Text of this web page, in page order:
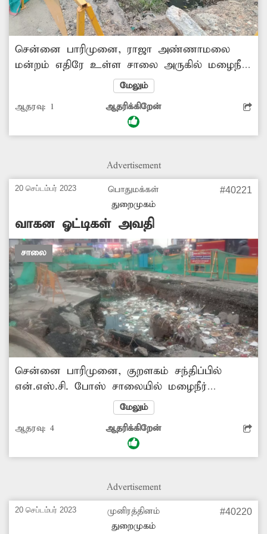
சென்னை பாரிமுனை, ராஜா அண்ணாமலை
மன்றம் எதிரே உள்ள சாலை அருகில் மழைநீர்
வடிகால்வாய் பணிக்காக பெரிய பள்ளம்
தோண்டப்பட்டு, ஒரு மாதத்திற்கு மேல் ஆகியும்
பணி முடியாமல் கிடப்பில் உள்ளது. இதனால்,
வாகன ஓட்டிகள் பெரும் சிரமத்திற்கு
பணிகளை விரைந்து முடிக்க அதிகாரிகள்
மேலும்
ஆதரவு: 1 ஆதரிக்கிறேன்
Advertisement
20 செப்டம்பர் 2023
பொதுமக்கள்
துறைமுகம்
#40221
வாகன ஓட்டிகள் அவதி
சாலை
சென்னை பாரிமுனை, குறளகம் சந்திப்பில்
என்.எஸ்.சி. போஸ் சாலையில் மழைநீர்
வடிகால்வாய் பணிக்காக சாலையின் நடுவில்
பெரிய பள்ளம் தோண்டப்பட்டு ஒரு மாதத்திற்கு
மேல் ஆகியும் பணி முடியாமல் கிடப்பில்
கிடக்கிறது. வாகனங்கள் செல்ல முடியாதவாறு
அடிக்கடி விபத்துகளும் ஏற்படுகிறது. எனவே,
மற்றும் சாலையை சீரமைக்க சம்பந்தப்பட்ட
அதிகாரிகள் நடவடிக்கை எடுக்க வேண்டும் என
மேலும்
ஆதரவு: 4 ஆதரிக்கிறேன்
Advertisement
20 செப்டம்பர் 2023
முனிரத்தினம்
துறைமுகம்
#40220